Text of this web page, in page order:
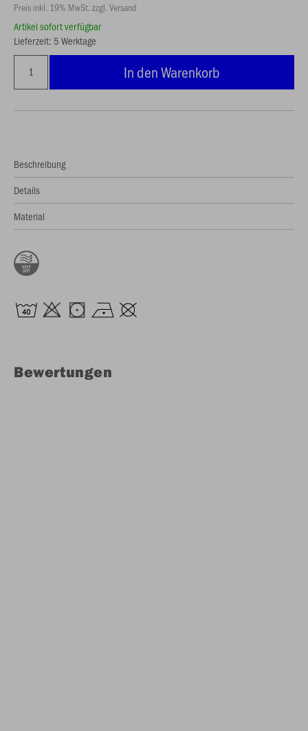
Preis inkl. 19% MwSt. zzgl. Versand
Artikel sofort verfügbar
Lieferzeit: 5 Werktage
In den Warenkorb
Beschreibung
Details
Material
Bewertungen